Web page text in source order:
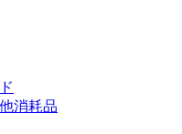
消耗品